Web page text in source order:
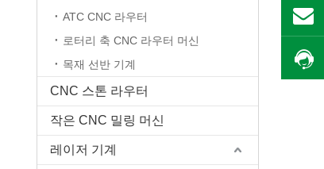
ATC CNC 라우터
로터리 축 CNC 라우터 머신
목재 선반 기계
CNC 스톤 라우터
작은 CNC 밀링 머신
레이저 기계